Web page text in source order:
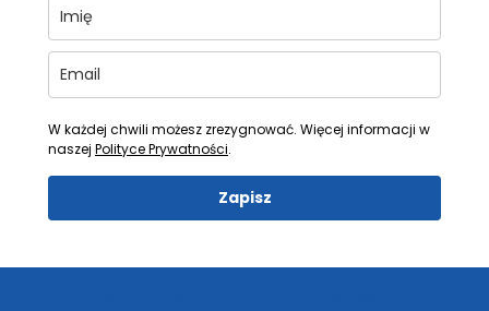
W każdej chwili możesz zrezygnować. Więcej informacji w
naszej Polityce Prywatności.
Zapisz